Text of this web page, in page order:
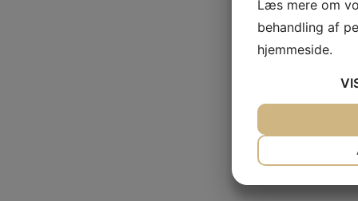
Læs mere om
behandling af
hjemmeside.